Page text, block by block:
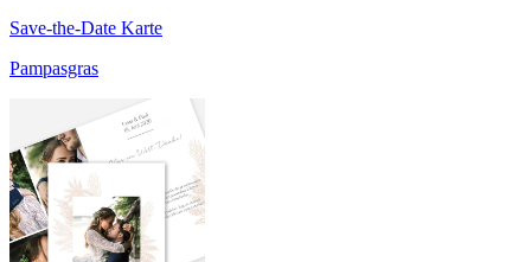
Save-the-Date Karte
Pampasgras